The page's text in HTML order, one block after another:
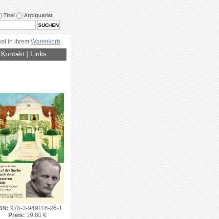
Titel Antiquariat
in Ihrem Warenkorb
Kontakt| Links
978-3-949116-26-1
Preis: 19.80 €